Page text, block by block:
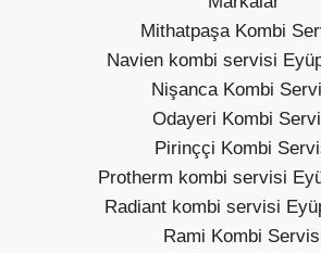
Mithatpaşa Kombi
Navien kombi servisi
Nişanca Kombi
Odayeri Kombi
Pirinççi Kombi
Protherm kombi servisi
Radiant kombi servisi
Rami Kombi